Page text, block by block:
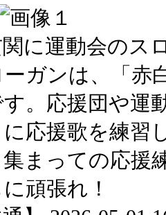
に運動会のス
ガンは、「赤
。応援団や運
応援歌を練習
集まっての応援
頑張れ！